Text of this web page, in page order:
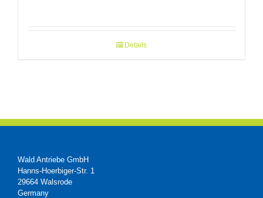
Details
Wald Antriebe GmbH
Hanns-Hoerbiger-Str. 1
29664 Walsrode
Germany